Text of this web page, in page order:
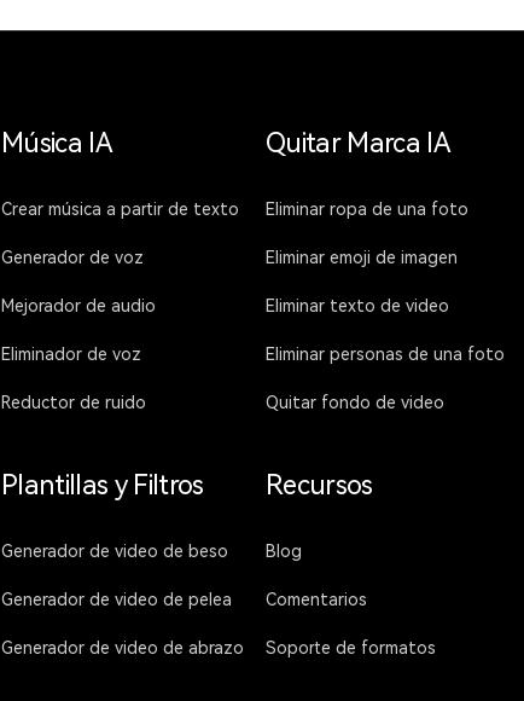
Música IA
Crear música a partir de texto
Generador de voz
Mejorador de audio
Eliminador de voz
Reductor de ruido
Plantillas y Filtros
Generador de video de beso
Generador de video de pelea
Generador de video de abrazo
Quitar Marca IA
Eliminar ropa de una foto
Eliminar emoji de imagen
Eliminar texto de video
Eliminar personas de una foto
Quitar fondo de video
Recursos
Blog
Comentarios
Soporte de formatos